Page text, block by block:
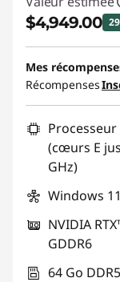
$4,949.00
Économies
Promo
Mes
Récompenses
(cœurs E
GHz)
Windows
NVIDIA
GDDR6
64 Go